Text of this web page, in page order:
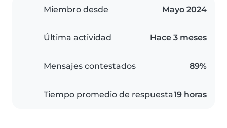
Miembro desde Mayo 2024
Última actividad Hace 3 meses
Mensajes contestados 89%
Tiempo promedio de respuesta19 horas